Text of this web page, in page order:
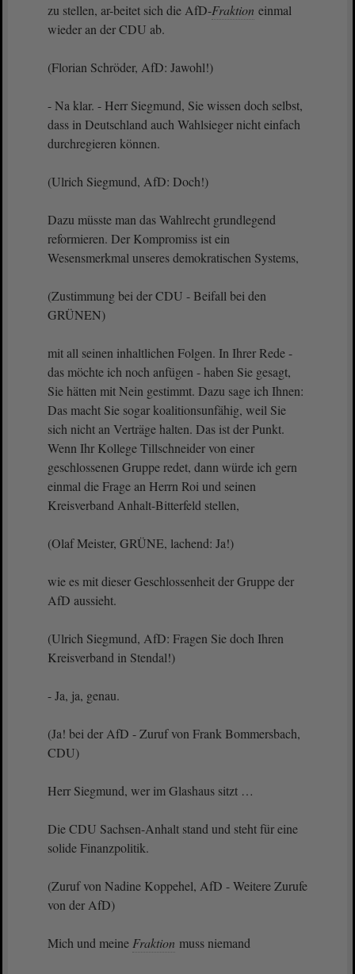
zu stellen, ar-beitet sich die AfD-Fraktion einmal
wieder an der CDU ab.
(Florian Schröder, AfD: Jawohl!)
- Na klar. - Herr Siegmund, Sie wissen doch selbst,
dass in Deutschland auch Wahlsieger nicht einfach
durchregieren können.
(Ulrich Siegmund, AfD: Doch!)
Dazu müsste man das Wahlrecht grundlegend
reformieren. Der Kompromiss ist ein
Wesensmerkmal unseres demokratischen Systems,
(Zustimmung bei der CDU - Beifall bei den
GRÜNEN)
mit all seinen inhaltlichen Folgen. In Ihrer Rede -
das möchte ich noch anfügen - haben Sie gesagt,
Sie hätten mit Nein gestimmt. Dazu sage ich Ihnen:
Das macht Sie sogar koalitionsunfähig, weil Sie
sich nicht an Verträge halten. Das ist der Punkt.
Wenn Ihr Kollege Tillschneider von einer
geschlossenen Gruppe redet, dann würde ich gern
einmal die Frage an Herrn Roi und seinen
Kreisverband Anhalt-Bitterfeld stellen,
(Olaf Meister, GRÜNE, lachend: Ja!)
wie es mit dieser Geschlossenheit der Gruppe der
AfD aussieht.
(Ulrich Siegmund, AfD: Fragen Sie doch Ihren
Kreisverband in Stendal!)
- Ja, ja, genau.
(Ja! bei der AfD - Zuruf von Frank Bommersbach,
CDU)
Herr Siegmund, wer im Glashaus sitzt …
Die CDU Sachsen-Anhalt stand und steht für eine
solide Finanzpolitik.
(Zuruf von Nadine Koppehel, AfD - Weitere Zurufe
von der AfD)
Mich und meine Fraktion muss niemand